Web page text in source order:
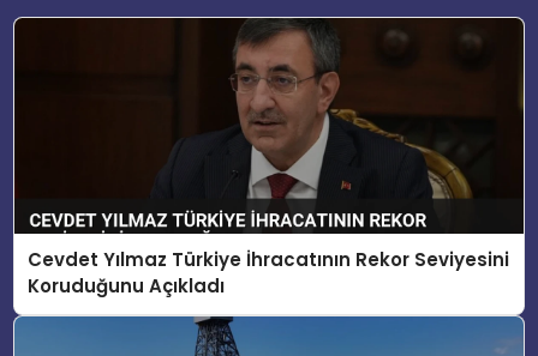
Cevdet Yılmaz Türkiye İhracatının Rekor Seviyesini
Koruduğunu Açıkladı